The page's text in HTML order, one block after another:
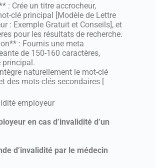
: Crée un titre accrocheur,
clé principal [Modèle de Lettre
: Exemple Gratuit et Conseils], et
pour les résultats de recherche.
: Fournis une meta
de 150-160 caractères,
principal.
naturellement le mot-clé
des mots-clés secondaires [
employeur
en cas d’invalidité d’un
d’invalidité par le médecin